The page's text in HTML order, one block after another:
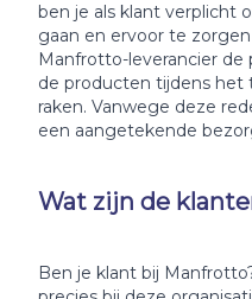
ben je als klant verplicht
gaan en ervoor te
Manfrotto-leverancier
de producten tijdens het
raken. Vanwege deze
een aangetekende
Wat zijn de
Ben je klant bij